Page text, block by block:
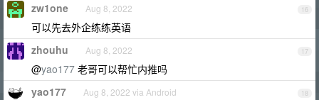
16
zw1one Aug 8, 2022
可以先去外企练练英语
17
zhouhu Aug 8, 2022
@yao177 老哥可以帮忙内推吗
18
yao177 Aug 8, 2022 via Android